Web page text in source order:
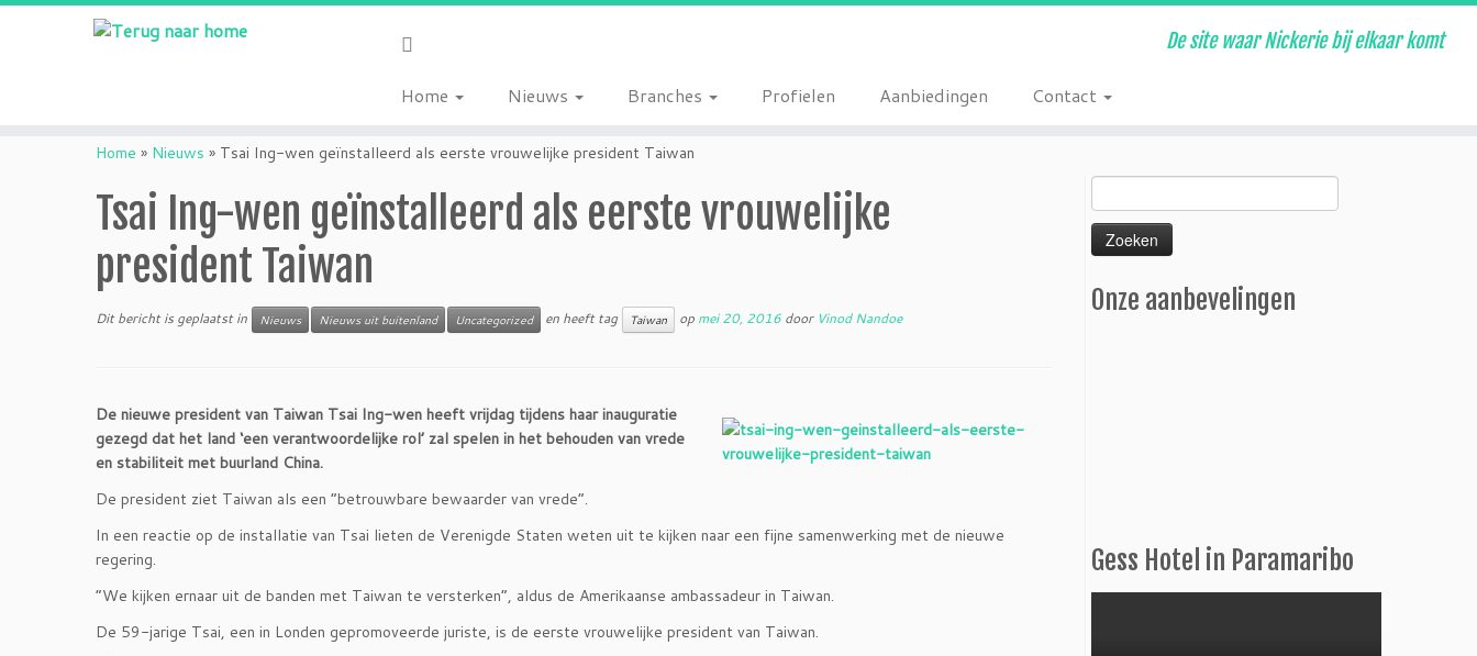
De site waar Nickerie bij elkaar komt
Home Nieuws Branches Profielen Aanbiedingen Contact
Home » Nieuws » Tsai Ing-wen geïnstalleerd als eerste vrouwelijke president Taiwan
Tsai Ing-wen geïnstalleerd als eerste vrouwelijke
president Taiwan
Dit bericht is geplaatst in Nieuws Nieuws uit buitenland Uncategorized en heeft tag Taiwan op mei 20, 2016 door Vinod Nandoe
De nieuwe president van Taiwan Tsai Ing-wen heeft vrijdag tijdens haar inauguratie
gezegd dat het land ‘een verantwoordelijke rol’ zal spelen in het behouden van vrede
en stabiliteit met buurland China.
De president ziet Taiwan als een “betrouwbare bewaarder van vrede”.
In een reactie op de installatie van Tsai lieten de Verenigde Staten weten uit te kijken naar een fijne samenwerking met de nieuwe
regering.
“We kijken ernaar uit de banden met Taiwan te versterken”, aldus de Amerikaanse ambassadeur in Taiwan.
De 59-jarige Tsai, een in Londen gepromoveerde juriste, is de eerste vrouwelijke president van Taiwan.
naar:
Onze aanbevelingen
Gess Hotel in Paramaribo